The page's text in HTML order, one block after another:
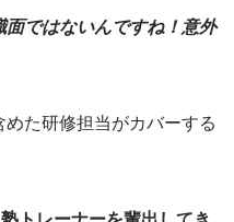
ではないんですね！意外
た研修担当がカバーする